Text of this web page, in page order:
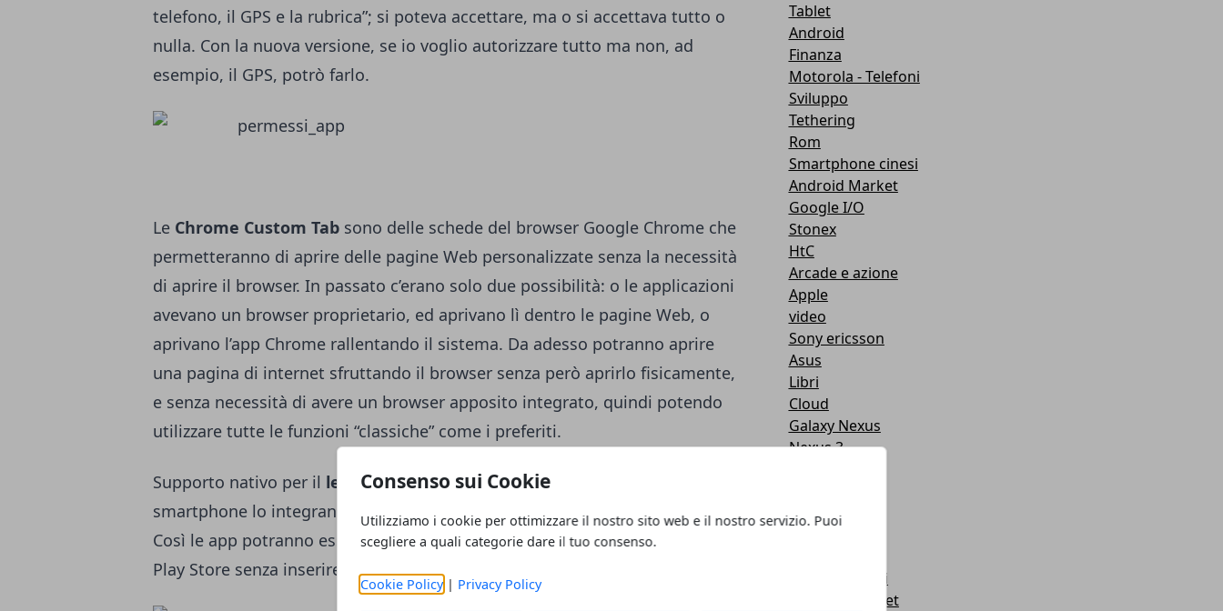
Consenso sui Cookie
Utilizziamo i cookie per ottimizzare il nostro sito web e il nostro servizio. Puoi
scegliere a quali categorie dare il tuo consenso.
Cookie Policy| Privacy Policy
telefono, il GPS e la rubrica”; si poteva accettare, ma o si accettava tutto o
nulla. Con la nuova versione, se io voglio autorizzare tutto ma non, ad
esempio, il GPS, potrò farlo.
Le Chrome Custom Tab sono delle schede del browser Google Chrome che
permetteranno di aprire delle pagine Web personalizzate senza la necessità
di aprire il browser. In passato c’erano solo due possibilità: o le applicazioni
avevano un browser proprietario, ed aprivano lì dentro le pagine Web, o
aprivano l’app Chrome rallentando il sistema. Da adesso potranno aprire
una pagina di internet sfruttando il browser senza però aprirlo fisicamente,
e senza necessità di avere un browser apposito integrato, quindi potendo
utilizzare tutte le funzioni “classiche” come i preferiti.
Supporto nativo per il lettore di impronte digitali:
smartphone lo integrano, Google permetterà di utilizzarlo agli sviluppatori.
Così le app potranno essere protette con l’impronta, e si potrà acquistare da
Play Store senza inserire la password ogni volta.
Tablet
Android
Finanza
Motorola - Telefoni
Sviluppo
Tethering
Rom
Smartphone cinesi
Android Market
Google I/O
Stonex
HtC
Arcade e azione
Apple
video
Sony ericsson
Asus
Libri
Cloud
Galaxy Nexus
Nexus 3
Ipad
Giochi sportivi
Motorola Tablet